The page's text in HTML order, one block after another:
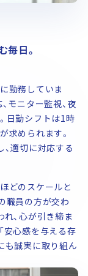
カムバック採用
日。
勤務していま
モニター監視、夜
日勤シフトは1時
求められます。
、適切に対応する
どのスケールと
職員の方が交わ
れ、心が引き締ま
安心感を与える存
も誠実に取り組ん